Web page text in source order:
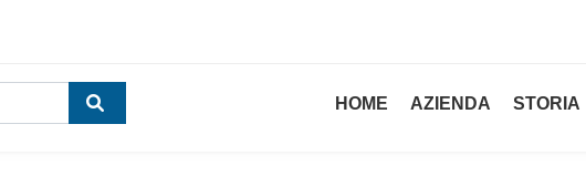
HOME AZIENDA STORIA